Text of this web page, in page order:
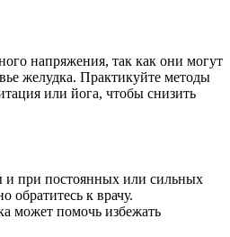
напряжения, так как они могут
желудка. Практикуйте методы
или йога, чтобы снизить
при постоянных или сильных
обратитесь к врачу.
может помочь избежать